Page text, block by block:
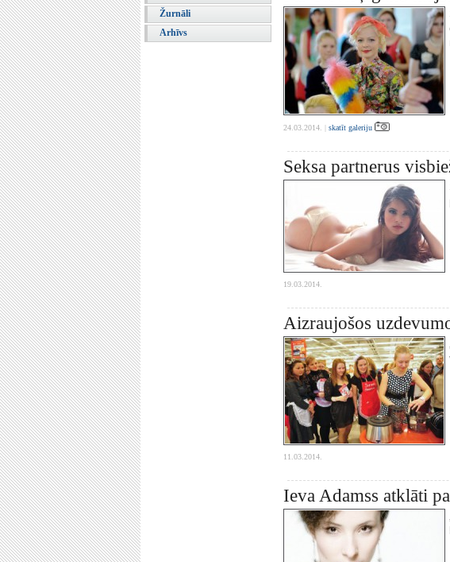
Žurnāli
Arhīvs
24.03.2014. | skatīt galeriju
Seksa partnerus
19.03.2014.
Aizraujošos
11.03.2014.
Ieva Adamss atklāti